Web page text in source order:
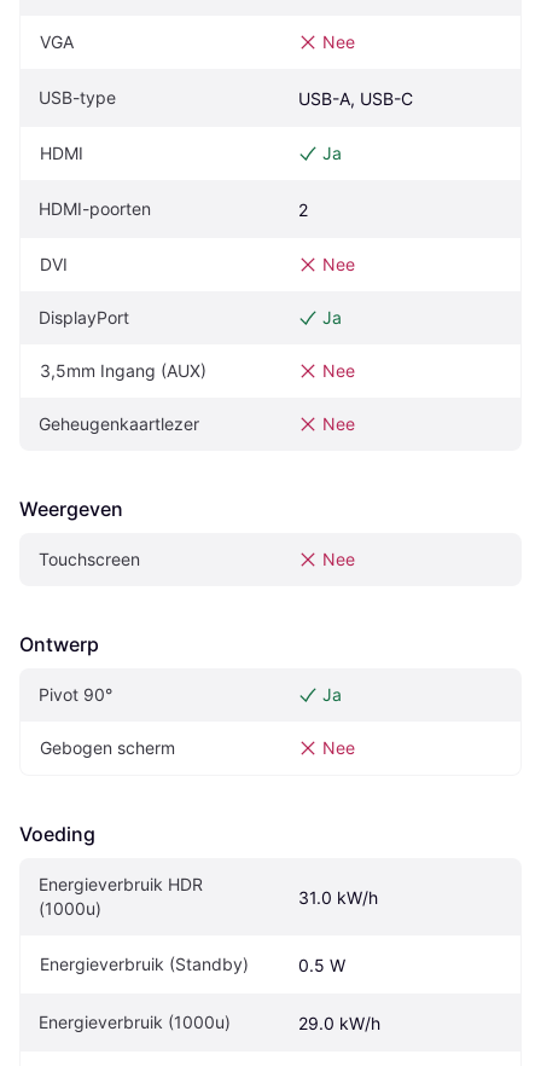
VGA Nee
USB-type USB-A, USB-C
HDMI Ja
HDMI-poorten 2
DVI Nee
DisplayPort Ja
3,5mm Ingang (AUX) Nee
Geheugenkaartlezer Nee
Weergeven
Touchscreen Nee
Ontwerp
Pivot‎ 90°‎ Ja
Gebogen scherm Nee
Voeding
Energieverbruik HDR
(1000u)
31.0 kW/h
Energieverbruik (Standby) 0.5 W
Energieverbruik (1000u) 29.0 kW/h